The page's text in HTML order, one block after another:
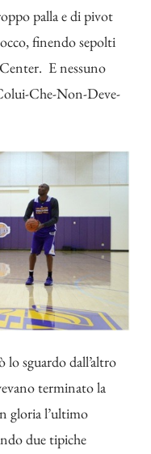
palla e di pivot
finendo sepolti
E nessuno
Che-Non-Deve-
lo sguardo dall’altro
terminato la
gloria l’ultimo
due tipiche